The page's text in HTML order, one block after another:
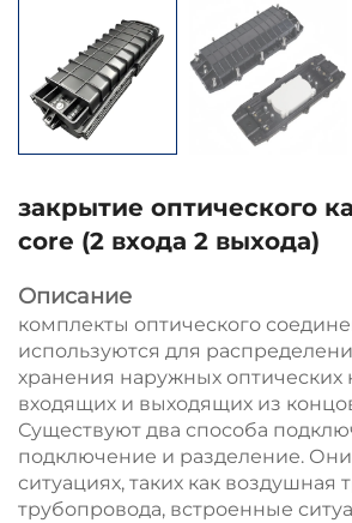
закрытие оптического
core (2 входа 2 выхода)
Описание
комплекты оптического
используются для
хранения наружных оптических
входящих и выходящих из
Существуют два способа
подключение и разделение.
ситуациях, таких как воздушная
трубопровода, встроенные